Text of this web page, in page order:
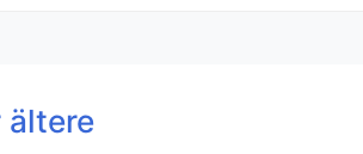
ältere